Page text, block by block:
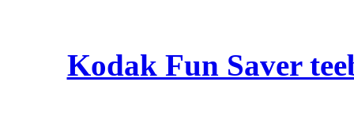
Kodak Fun Saver